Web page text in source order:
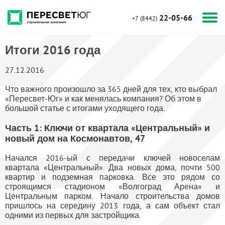
+7 (8442) 22-05-66
Итоги 2016 года
27.12.2016
Что важного произошло за 365 дней для тех, кто выбрал
«Пересвет-Юг» и как менялась компания? Об этом в
большой статье с итогами уходящего года.
Часть 1: Ключи от квартала «Центральный» и
новый дом на Космонавтов, 47
Начался 2016-ый с передачи ключей новоселам
квартала «Центральный». Два новых дома, почти 500
квартир и подземная парковка. Все это рядом со
строящимся стадионом «Волгоград Арена» и
Центральным парком. Начало строительства домов
пришлось на середину 2013 года, а сам объект стал
одними из первых для застройщика.